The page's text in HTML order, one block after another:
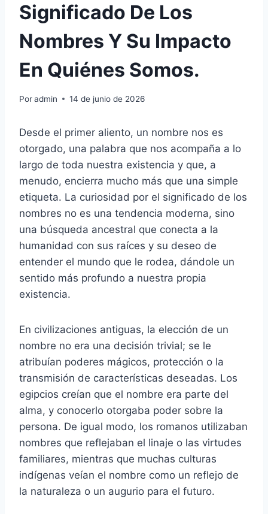
Significado De Los
Nombres Y Su Impacto
En Quiénes Somos.
Poradmin 14 de junio de 2026
Desde el primer aliento, un nombre nos es
otorgado, una palabra que nos acompaña a lo
largo de toda nuestra existencia y que, a
menudo, encierra mucho más que una simple
etiqueta. La curiosidad por el significado de los
nombres no es una tendencia moderna, sino
una búsqueda ancestral que conecta a la
humanidad con sus raíces y su deseo de
entender el mundo que le rodea, dándole un
sentido más profundo a nuestra propia
existencia.
En civilizaciones antiguas, la elección de un
nombre no era una decisión trivial; se le
atribuían poderes mágicos, protección o la
transmisión de características deseadas. Los
egipcios creían que el nombre era parte del
alma, y conocerlo otorgaba poder sobre la
persona. De igual modo, los romanos utilizaban
nombres que reflejaban el linaje o las virtudes
familiares, mientras que muchas culturas
indígenas veían el nombre como un reflejo de
la naturaleza o un augurio para el futuro.